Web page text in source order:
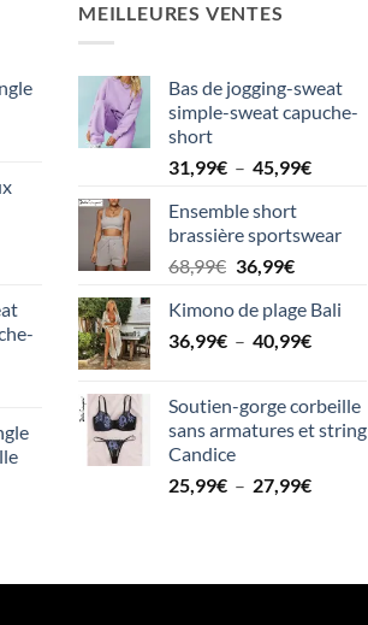
:
MEILLEURES VENTES
Bas de jogging-sweat
simple-sweat capuche-
short
31,99€ – 45,99€Plage
31,99€
Ensemble short
brassière sportswear
68,99€ Le
initial
était :
36,99€Le
actuel
est :
Kimono de plage Bali
36,99€ – 40,99€Plage
36,99€
à
Soutien-gorge corbeille
sans armatures et string
Candice
25,99€ – 27,99€Plage
à